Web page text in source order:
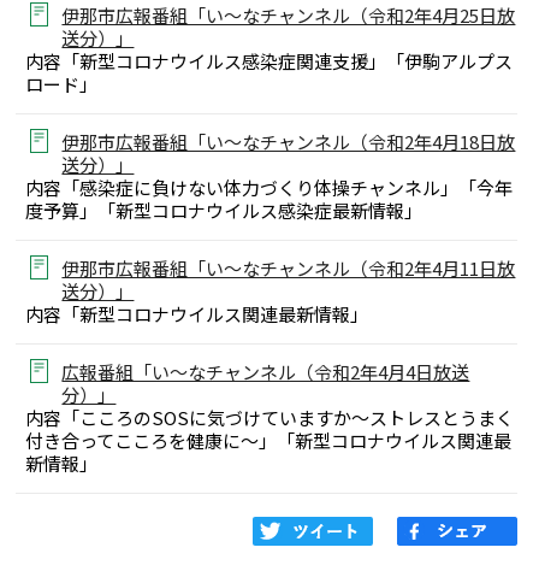
伊那市広報番組「い～なチャンネル（令和2年4月25日放
送分）」
内容「新型コロナウイルス感染症関連支援」「伊駒アルプス
ロード」
伊那市広報番組「い～なチャンネル（令和2年4月18日放
送分）」
内容「感染症に負けない体力づくり体操チャンネル」「今年
度予算」「新型コロナウイルス感染症最新情報」
伊那市広報番組「い～なチャンネル（令和2年4月11日放
送分）」
内容「新型コロナウイルス関連最新情報」
広報番組「い～なチャンネル（令和2年4月4日放送
分）」
内容「こころのSOSに気づけていますか～ストレスとうまく
付き合ってこころを健康に～」「新型コロナウイルス関連最
新情報」